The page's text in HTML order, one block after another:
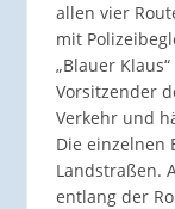
allen vier
mit
„Blauer
Vorsitzender
Verkehr und
Die einzelnen
Landstraßen.
entlang der